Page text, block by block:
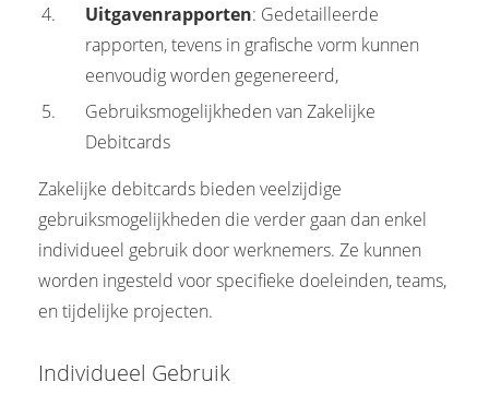
Uitgavenrapporten: Gedetailleerde
rapporten, tevens in grafische vorm kunnen
eenvoudig worden gegenereerd,
Gebruiksmogelijkheden van Zakelijke
Debitcards
Zakelijke debitcards bieden veelzijdige
gebruiksmogelijkheden die verder gaan dan enkel
individueel gebruik door werknemers. Ze kunnen
worden ingesteld voor specifieke doeleinden, teams,
en tijdelijke projecten.
Individueel Gebruik